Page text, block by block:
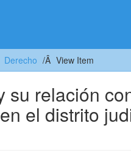
Derecho View Item
su relación
el distrito